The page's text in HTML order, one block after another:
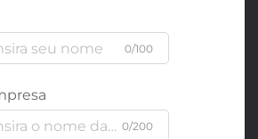
0/100
0/200